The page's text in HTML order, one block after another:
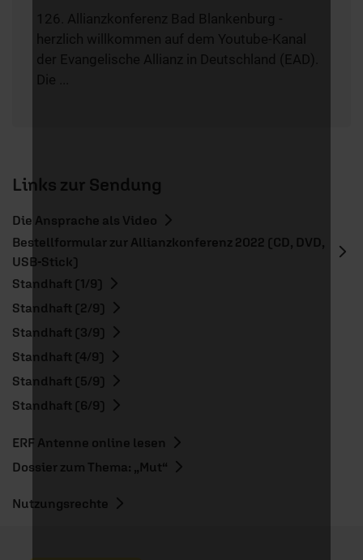
126. Allianzkonferenz Bad Blankenburg -
herzlich willkommen auf dem Youtube-Kanal
der Evangelische Allianz in Deutschland (EAD).
Die ...
Links zur Sendung
Die Ansprache als Video
Bestellformular zur Allianzkonferenz 2022 (CD, DVD,
USB-Stick)
Standhaft (1/9)
Standhaft (2/9)
Standhaft (3/9)
Standhaft (4/9)
Standhaft (5/9)
Standhaft (6/9)
ERF Antenne online lesen
Dossier zum Thema: „Mut“
Nutzungsrechte